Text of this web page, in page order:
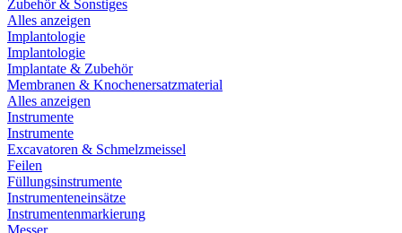
Zubehör & Sonstiges
Alles anzeigen
Implantologie
Implantologie
Implantate & Zubehör
Membranen & Knochenersatzmaterial
Alles anzeigen
Instrumente
Instrumente
Excavatoren & Schmelzmeissel
Feilen
Füllungsinstrumente
Instrumenteneinsätze
Instrumentenmarkierung
Messer